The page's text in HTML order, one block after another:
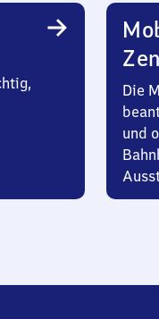
Die
und